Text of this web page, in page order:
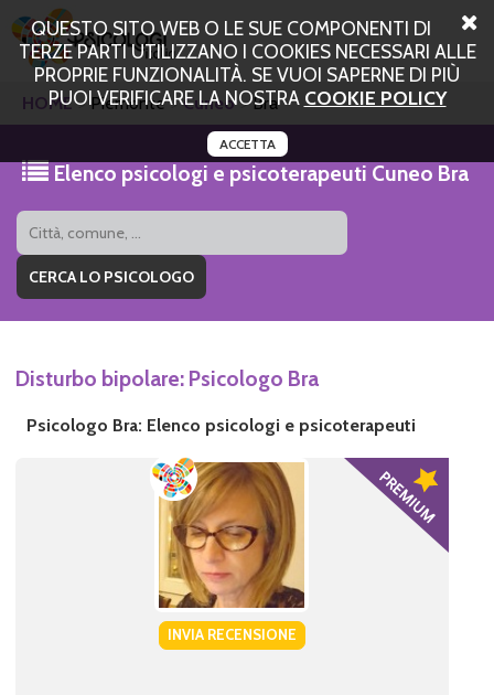
QUESTO SITO WEB O LE SUE COMPONENTI DI
TERZE PARTI UTILIZZANO I COOKIES NECESSARI ALLE
PROPRIE FUNZIONALITÀ. SE VUOI SAPERNE DI PIÙ
PUOI VERIFICARE LA NOSTRA COOKIE POLICY
ACCETTA
HOME Piemonte Cuneo Bra
Elenco psicologi e psicoterapeuti Cuneo Bra
Disturbo bipolare: Psicologo Bra
Psicologo Bra: Elenco psicologi e psicoterapeuti
INVIA RECENSIONE